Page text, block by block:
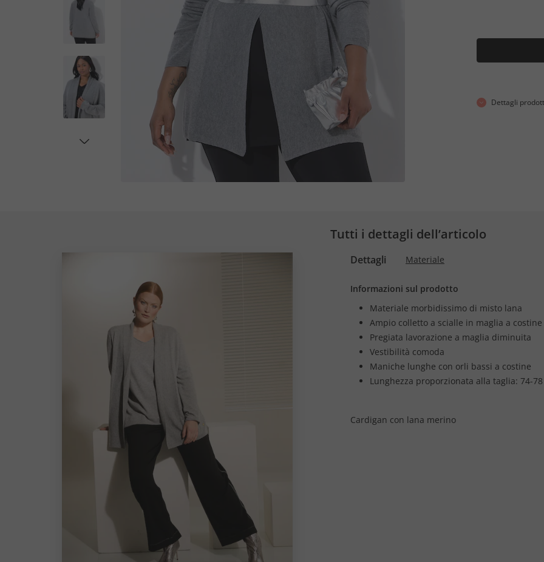
Dettagli
Tutti i dettagli dell’articolo
Dettagli Materiale
Informazioni sul prodotto
Materiale morbidissimo di misto lana
Ampio colletto a scialle in maglia a costine
Pregiata lavorazione a maglia diminuita
Vestibilità comoda
Maniche lunghe con orli bassi a costine
Lunghezza proporzionata alla taglia: 74-
Cardigan con lana merino